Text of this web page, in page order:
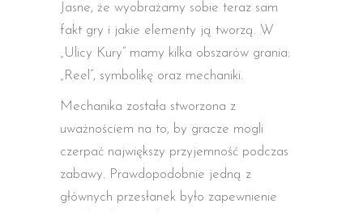
Jasne, że wyobrażamy sobie teraz sam
fakt gry i jakie elementy ją tworzą. W
„Ulicy Kury” mamy kilka obszarów grania:
„Reel”, symbolikę oraz mechaniki.
Mechanika została stworzona z
uważnościem na to, by gracze mogli
czerpać największy przyjemność podczas
zabawy. Prawdopodobnie jedną z
głównych przesłanek było zapewnienie